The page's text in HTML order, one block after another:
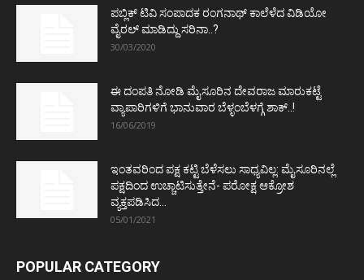
ಪಬ್ಲಿಕ್ ಟಿವಿ ಸಂಪಾದಕ ರಂಗನಾಥ್ ಕಾಲೆಳೆದ ವಿಡಿಯೋ
ವೈರಲ್ ಮಾಡಿದ್ದು ಸರಿನಾ..?
30/03/2020
ಈ ದಂಪತಿ ನೋಡಿ ಮೈಸೂರಿನ ದೇವರಾಜ ಮಾರುಕಟ್ಟೆ
ವ್ಯಾಪಾರಿಗಳಿಗೆ ಭಾನುವಾರ ಬೆಳ್ಳಂಬೆಳಗ್ಗೆ ಶಾಕ್..!
16/06/2019
ಇಂತವರಿಂದ ಪಕ್ಷ ಕಟ್ಟಿ ಬೆಳೆಸಲು ಸಾಧ್ಯವಿಲ್ಲ: ಮೈಸೂರಿನಲ್ಲೆ
ಪಕ್ಷದಿಂದ ಉಚ್ಚಾಟಿಸುತ್ತೇನೆ- ಪರೋಕ್ಷ ಆಕ್ರೋಶ
ವ್ಯಕ್ತಪಡಿಸಿದ...
05/01/2021
POPULAR CATEGORY